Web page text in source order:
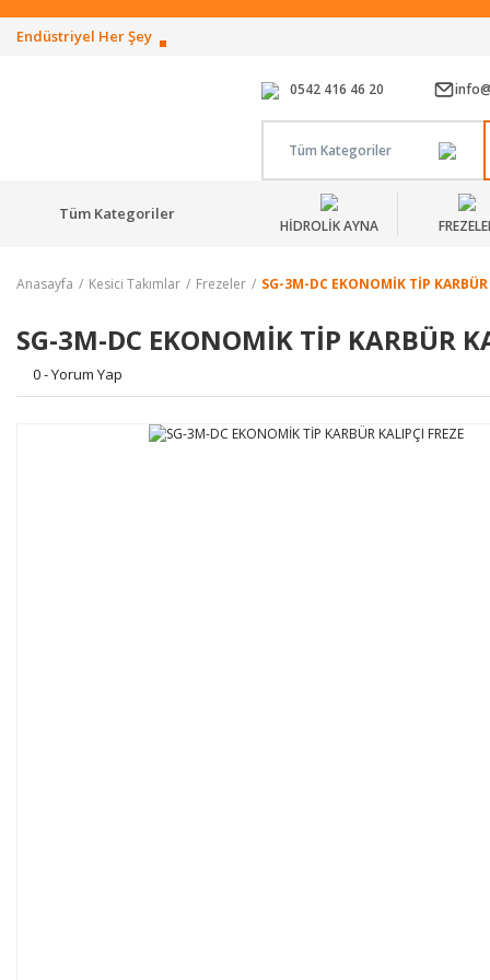
Endüstriyel Her Şey
0542 416 46 20
Tüm Kategoriler
Tüm Kategoriler
HİDROLİK AYNA
Anasayfa Kesici Takımlar Frezeler SG-3M-DC EKONOMİK TİP KARBÜR
SG-3M-DC EKONOMİK TİP KARBÜR
0 - Yorum Yap